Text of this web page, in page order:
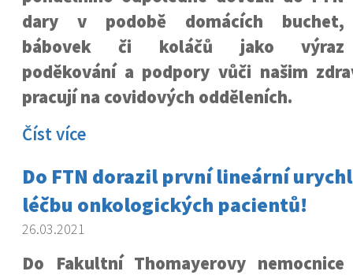
dary v podobě domácích buchet,
bábovek či koláčů jako výraz
poděkování a podpory vůči našim
pracují na covidových odděleních.
Číst více
Do FTN dorazil první lineární
léčbu onkologických pacientů!
26.03.2021
Do Fakultní Thomayerovy nemocnice